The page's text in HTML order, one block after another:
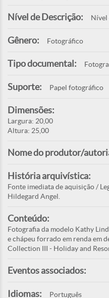
Nível de Descrição: Nível
Gênero: Fotográfico
Tipo documental:
Suporte: Papel fotográfico
Dimensões:
Largura: 20,00
Altura: 25,00
Nome do produtor/
História arquivística:
Fonte imediata de aquisição /
Hildegard Angel.
Conteúdo:
Fotografia da modelo Kathy
e chápeu forrado em renda em
Collection III - Holiday and
Eventos associados:
Idiomas: Português